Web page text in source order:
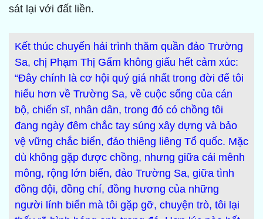
sát lại với đất liền.
Kết thúc chuyến hải trình thăm quần đảo Trường
Sa, chị Phạm Thị Gấm không giấu hết cảm xúc:
“Đây chính là cơ hội quý giá nhất trong đời để tôi
hiểu hơn về Trường Sa, về cuộc sống của cán
bộ, chiến sĩ, nhân dân, trong đó có chồng tôi
đang ngày đêm chắc tay súng xây dựng và bảo
vệ vững chắc biển, đảo thiêng liêng Tổ quốc. Mặc
dù không gặp được chồng, nhưng giữa cái mênh
mông, rộng lớn biển, đảo Trường Sa, giữa tình
đồng đội, đồng chí, đồng hương của những
người lính biển mà tôi gặp gỡ, chuyện trò, tôi lại